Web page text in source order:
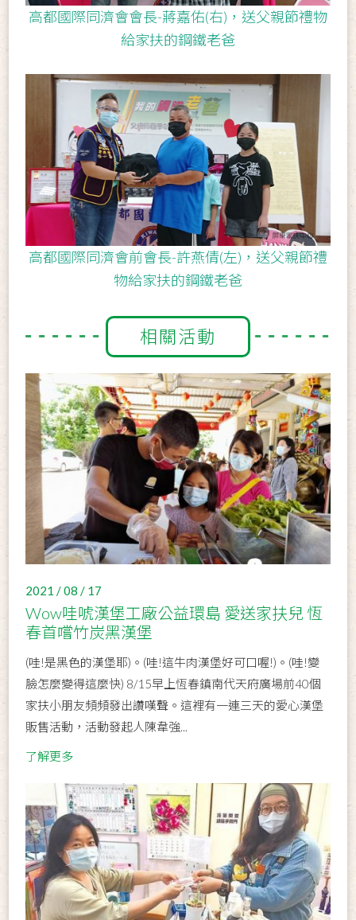
高都國際同濟會會長-蔣嘉佑(右)，送父親節禮物
給家扶的鋼鐵老爸
高都國際同濟會前會長-許燕倩(左)，送父親節禮
物給家扶的鋼鐵老爸
相關活動
2021 / 08 / 17
Wow哇唬漢堡工廠公益環島 愛送家扶兒 恆
春首嚐竹炭黑漢堡
(哇!是黑色的漢堡耶)。(哇!這牛肉漢堡好可口喔!)。(哇!變
臉怎麼變得這麼快) 8/15早上恆春鎮南代天府廣場前40個
家扶小朋友頻頻發出讚嘆聲。這裡有一連三天的愛心漢堡
販售活動，活動發起人陳韋強...
了解更多